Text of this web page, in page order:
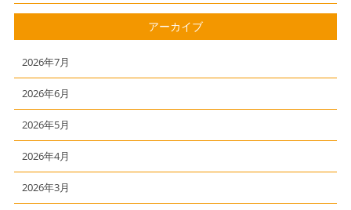
アーカイブ
2026年7月
2026年6月
2026年5月
2026年4月
2026年3月